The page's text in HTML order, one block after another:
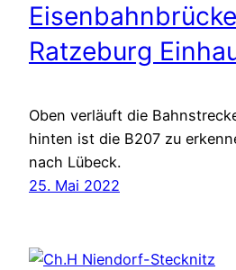
Ratzeburg
Oben verläuft die
hinten ist die B207 zu
nach Lübeck.
25. Mai 2022